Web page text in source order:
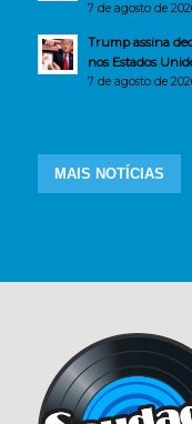
7 de agosto de
Trump assina
nos Estados
7 de agosto de
MAIS NOTÍCIAS